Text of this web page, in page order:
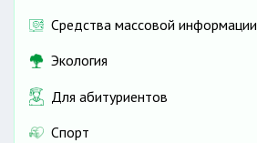
Средства массовой информации
Экология
Для абитуриентов
Спорт